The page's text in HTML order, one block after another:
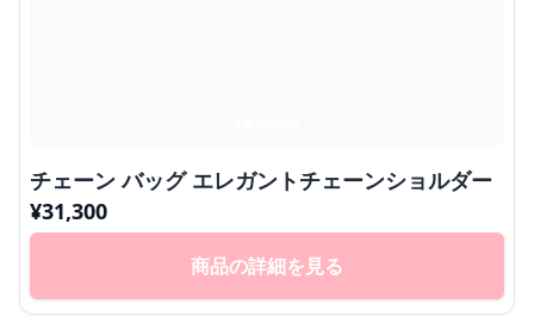
チェーン バッグ エレガントチェーンショルダー
¥31,300
商品の詳細を見る